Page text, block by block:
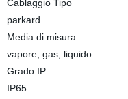
Cablaggio Tipo
parkard
Media di misura
vapore, gas, liquido
Grado IP
IP65